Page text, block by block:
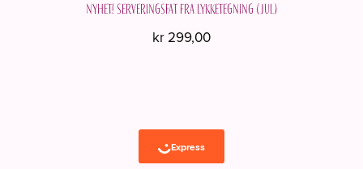
NYHET! Serveringsfat fra Lykketegning (JUL)
kr 299,00